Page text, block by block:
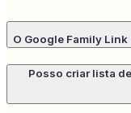
O Google Family
Posso criar lista